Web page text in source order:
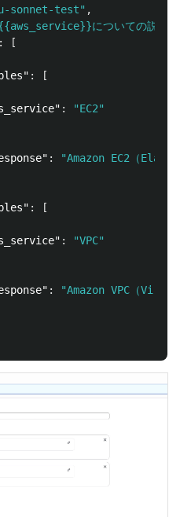
sonnet-test" ,
についての説明
:
[
:
[
:
"EC2"
:
"Amazon EC2（Elastic
:
[
:
"VPC"
:
"Amazon VPC（